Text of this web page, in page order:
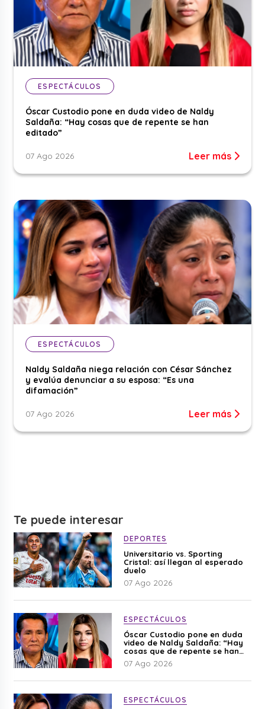
ESPECTÁCULOS
Óscar Custodio pone en duda video de Naldy
Saldaña: “Hay cosas que de repente se han
editado”
07 Ago 2026 Leer más
ESPECTÁCULOS
Naldy Saldaña niega relación con César Sánchez
y evalúa denunciar a su esposa: “Es una
difamación”
07 Ago 2026 Leer más
Te puede interesar
DEPORTES
Universitario vs. Sporting
Cristal: así llegan al esperado
duelo
07 Ago 2026
ESPECTÁCULOS
Óscar Custodio pone en duda
video de Naldy Saldaña: “Hay
cosas que de repente se han
editado”
07 Ago 2026
ESPECTÁCULOS